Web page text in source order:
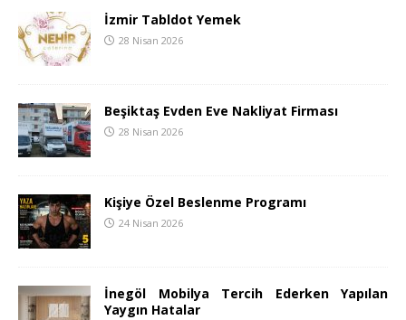
İzmir Tabldot Yemek
28 Nisan 2026
Beşiktaş Evden Eve Nakliyat Firması
28 Nisan 2026
Kişiye Özel Beslenme Programı
24 Nisan 2026
İnegöl Mobilya Tercih Ederken Yapılan
Yaygın Hatalar